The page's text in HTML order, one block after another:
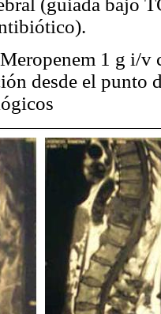
1 g i/v
desde el punto